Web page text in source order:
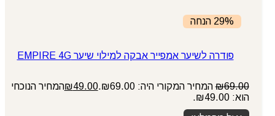
29% הנחה
פודרה לשיער אמפייר אבקה למילוי שיער EMPIRE 4G
₪69.00 המחיר המקורי היה: ₪69.00. ₪49.00
המחיר הנוכחי
הוא: ₪49.00.